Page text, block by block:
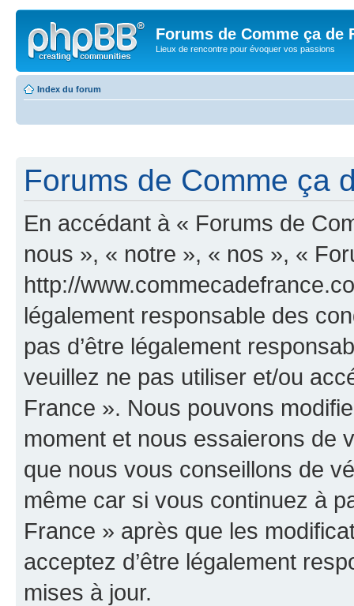
Forums de Comme ça de
Lieux de rencontre pour évoquer vos passions
Index du forum
Forums de Comme ça
En accédant à « Forums de
nous », « notre », « nos », «
http://
légalement responsable des
pas d’être légalement
veuillez ne pas utiliser et/ou
France ». Nous pouvons
moment et nous essaierons de
que nous vous conseillons de
même car si vous continuez à
France » après que les
acceptez d’être légalement
mises à jour.